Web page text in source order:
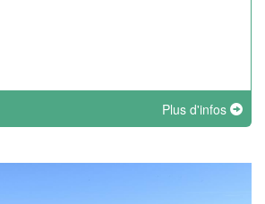
Plus d'infos